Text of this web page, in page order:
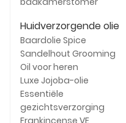
Huidverzorgende olie
Baardolie Spice
Sandelhout Grooming
Oil voor heren
Luxe Jojoba-olie
Essentiële
gezichtsverzorging